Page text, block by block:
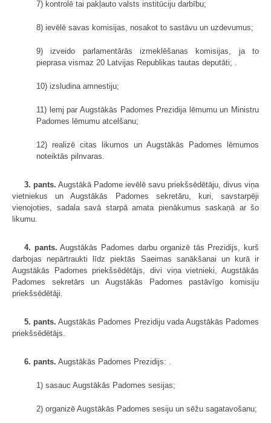
7) kontrolē tai pakļauto valsts institūciju darbību;
8) ievēlē savas komisijas, nosakot to sastāvu un uzdevumus;
9) izveido parlamentārās izmeklēšanas komisijas, ja to
pieprasa vismaz 20 Latvijas Republikas tautas deputāti; .
10) izsludina amnestiju;
11) lemj par Augstākās Padomes Prezidija lēmumu un Ministru
Padomes lēmumu atcelšanu;
12) realizē citas likumos un Augstākās Padomes lēmumos
noteiktās pilnvaras.
3. pants. Augstākā Padome ievēlē savu priekšsēdētāju, divus viņa
vietniekus un Augstākās Padomes sekretāru, kuri, savstarpēji
vienojoties, sadala savā starpā amata pienākumus saskaņā ar šo
likumu.
4. pants. Augstākās Padomes darbu organizē tās Prezidijs, kurš
darbojas nepārtraukti līdz piektās Saeimas sanākšanai un kurā ir
Augstākās Padomes priekšsēdētājs, divi viņa vietnieki, Augstākās
Padomes sekretārs un Augstākās Padomes pastāvīgo komisiju
priekšsēdētāji.
5. pants. Augstākās Padomes Prezidiju vada Augstākās Padomes
priekšsēdētājs.
6. pants. Augstākās Padomes Prezidijs: .
1) sasauc Augstākās Padomes sesijas;
2) organizē Augstākās Padomes sesiju un sēžu sagatavošanu;